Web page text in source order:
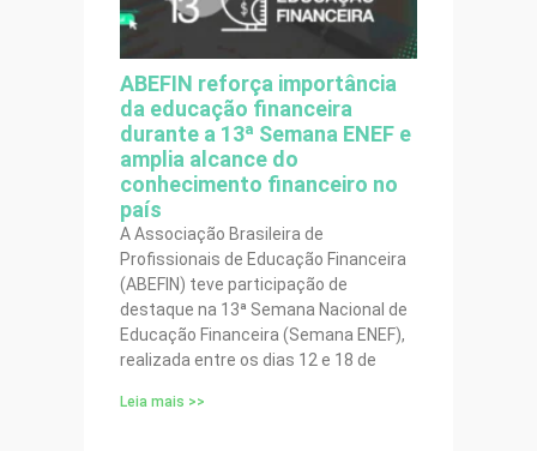
ABEFIN reforça importância
da educação financeira
durante a 13ª Semana ENEF e
amplia alcance do
conhecimento financeiro no
país
A Associação Brasileira de
Profissionais de Educação Financeira
(ABEFIN) teve participação de
destaque na 13ª Semana Nacional de
Educação Financeira (Semana ENEF),
realizada entre os dias 12 e 18 de
Leia mais >>